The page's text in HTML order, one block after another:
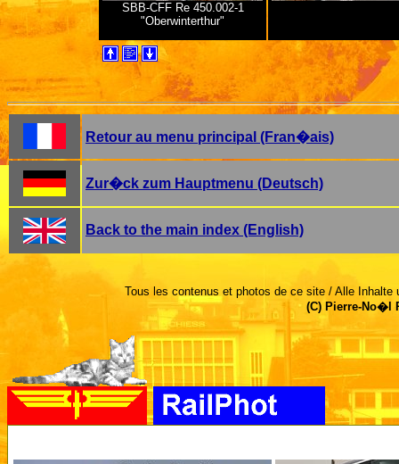
SBB-CFF Re 450.002-1
"Oberwinterthur"
Retour au menu principal (Fran�ais)
Zur�ck zum Hauptmenu (Deutsch)
Back to the main index (English)
Tous les contenus et photos de ce site / Alle
(C) Pierre-No�l